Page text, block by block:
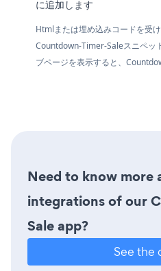
に追加します
Htmlまたは埋め込みコードを受
Countdown-Timer-Saleスニペッ
ブページを表示すると、
Need to know more
integrations of our
Sale app?
See the